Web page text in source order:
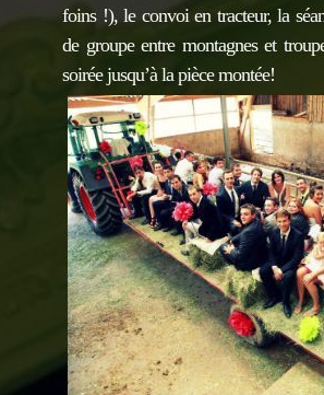
foins !), le convoi en tracteur, la
de groupe entre montagnes et
soirée jusqu’à la pièce montée!